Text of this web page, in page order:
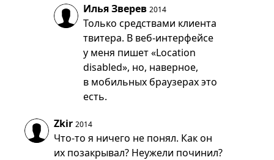
Илья Зверев 2014
Только средствами клиента
твитера. В веб-интерфейсе
у меня пишет «Location
disabled», но, наверное,
в мобильных браузерах это
есть.
Zkir 2014
Что-то я ничего не понял. Как он
их позакрывал? Неужели починил?